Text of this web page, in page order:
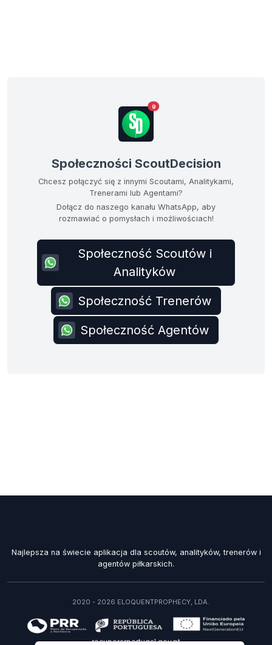
9
Społeczności ScoutDecision
Chcesz połączyć się z innymi Scoutami, Analitykami,
Trenerami lub Agentami?
Dołącz do naszego kanału WhatsApp, aby
rozmawiać o pomysłach i możliwościach!
Społeczność Scoutów i
Analityków
Społeczność Trenerów
Społeczność Agentów
Najlepsza na świecie aplikacja dla scoutów, analityków, trenerów i
agentów piłkarskich.
2020 - 2026 ELOQUENTPROPHECY, LDA.
recuperarportugal.gov.pt